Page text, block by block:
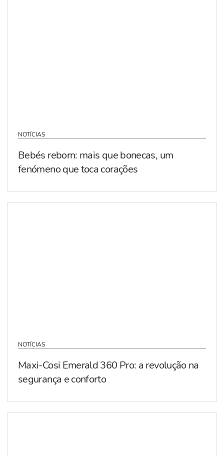
NOTÍCIAS
Bebés reborn: mais que bonecas, um
fenómeno que toca corações
NOTÍCIAS
Maxi-Cosi Emerald 360 Pro: a revolução na
segurança e conforto